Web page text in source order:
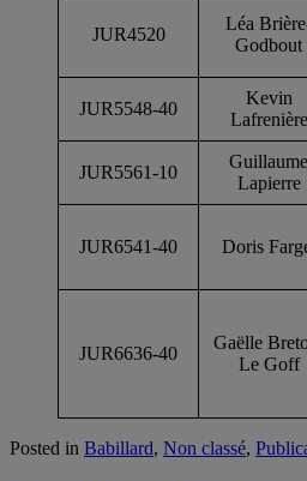
JUR4520
Léa
Godbout
JUR5548-40
Kevin
Lafrenière
JUR5561-10
Guillaume
Lapierre
JUR6541-40 Doris
JUR6636-40
Gaëlle
Le Goff
Posted in Babillard, Non classé,